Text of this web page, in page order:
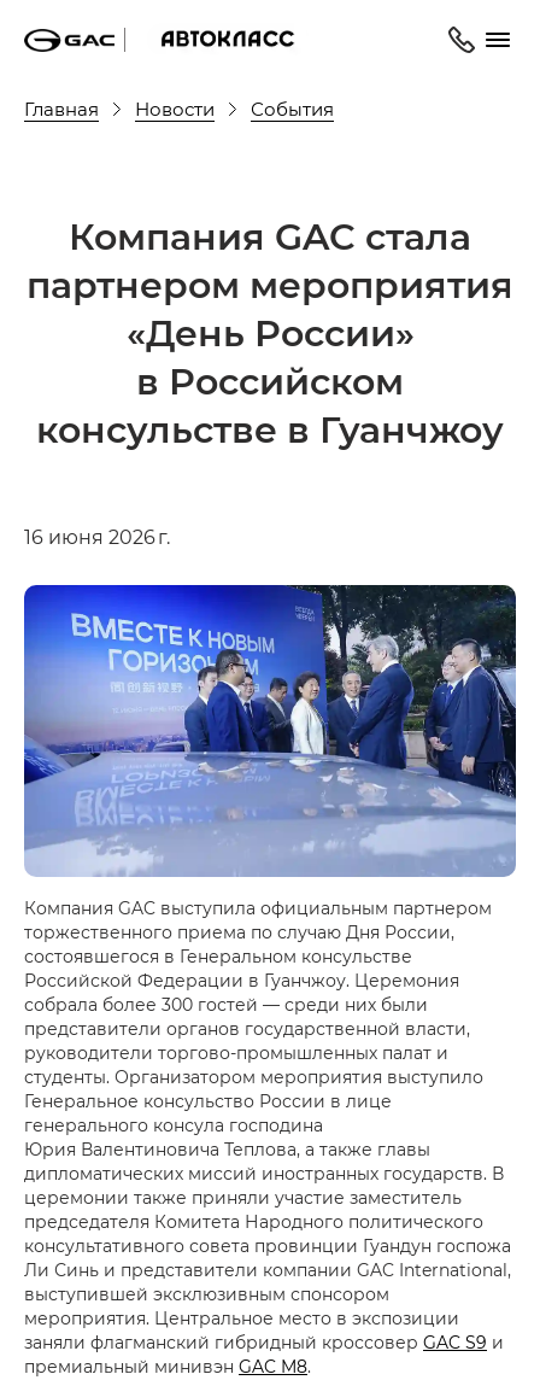
Главная Новости События
Компания GAC стала
партнером мероприятия
«День России»
в Российском
консульстве в Гуанчжоу
16 июня 2026 г.
Компания GAC выступила официальным партнером
торжественного приема по случаю Дня России,
состоявшегося в Генеральном консульстве
Российской Федерации в Гуанчжоу. Церемония
собрала более 300 гостей — среди них были
представители органов государственной власти,
руководители торгово-промышленных палат и
студенты. Организатором мероприятия выступило
Генеральное консульство России в лице
генерального консула господина
Юрия Валентиновича Теплова, а также главы
дипломатических миссий иностранных государств. В
церемонии также приняли участие заместитель
председателя Комитета Народного политического
консультативного совета провинции Гуандун госпожа
Ли Синь и представители компании GAC International,
выступившей эксклюзивным спонсором
мероприятия. Центральное место в экспозиции
заняли флагманский гибридный кроссовер GAC S9 и
премиальный минивэн GAC M8.